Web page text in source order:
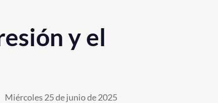
y el
Miércoles 25 de junio de 2025